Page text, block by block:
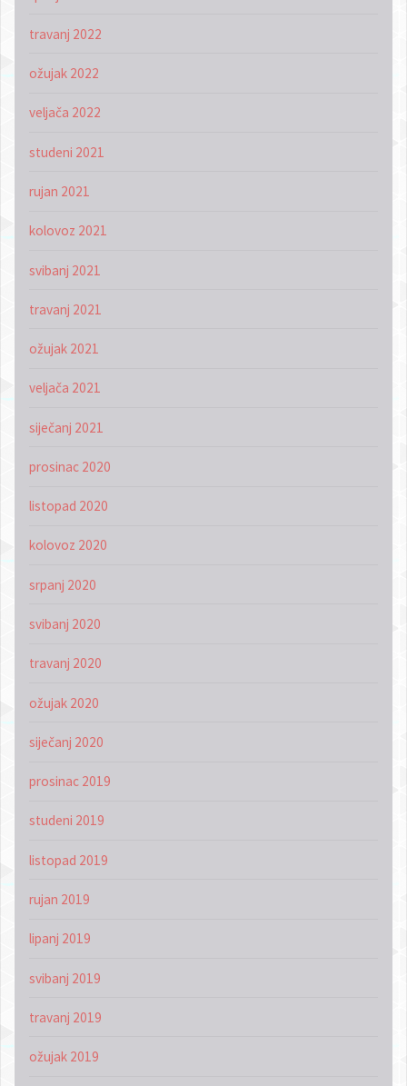
travanj 2022
ožujak 2022
veljača 2022
studeni 2021
rujan 2021
kolovoz 2021
svibanj 2021
travanj 2021
ožujak 2021
veljača 2021
siječanj 2021
prosinac 2020
listopad 2020
kolovoz 2020
srpanj 2020
svibanj 2020
travanj 2020
ožujak 2020
siječanj 2020
prosinac 2019
studeni 2019
listopad 2019
rujan 2019
lipanj 2019
svibanj 2019
travanj 2019
ožujak 2019